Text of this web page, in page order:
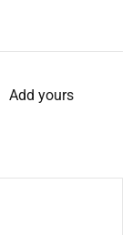
Add yours